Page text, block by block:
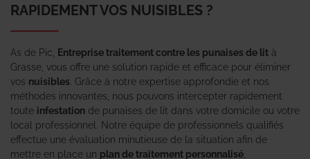
RAPIDEMENT VOS NUISIBLES ?
As de Pic, Entreprise traitement contre les punaises de lit à
Grasse, vous offre une solution rapide et efficace pour éliminer
vos nuisibles . Grâce à notre expertise approfondie et nos
méthodes innovantes, nous pouvons intercepter rapidement
toute infestation de punaises de lit dans votre domicile ou votre
local professionnel. Notre équipe de professionnels qualifiés
effectue une évaluation minutieuse de la situation afin de
mettre en place un plan de traitement personnalisé